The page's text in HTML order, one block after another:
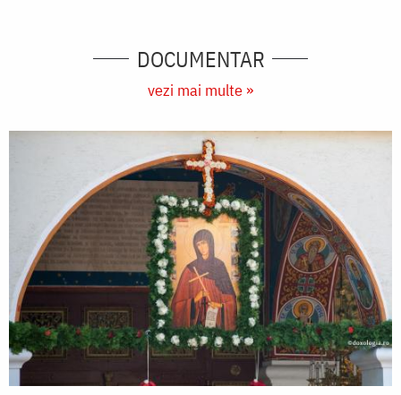
DOCUMENTAR
vezi mai multe »